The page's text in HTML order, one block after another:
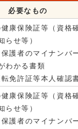
必要なもの
康保険証等（資格
らせ等）
護者のマイナンバ
わかる書類
免許証等本人確認
康保険証等（資格
らせ等）
護者のマイナンバ